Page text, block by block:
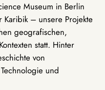
Museum in Berlin
– unsere Projekte
geografischen,
statt. Hinter
von
und